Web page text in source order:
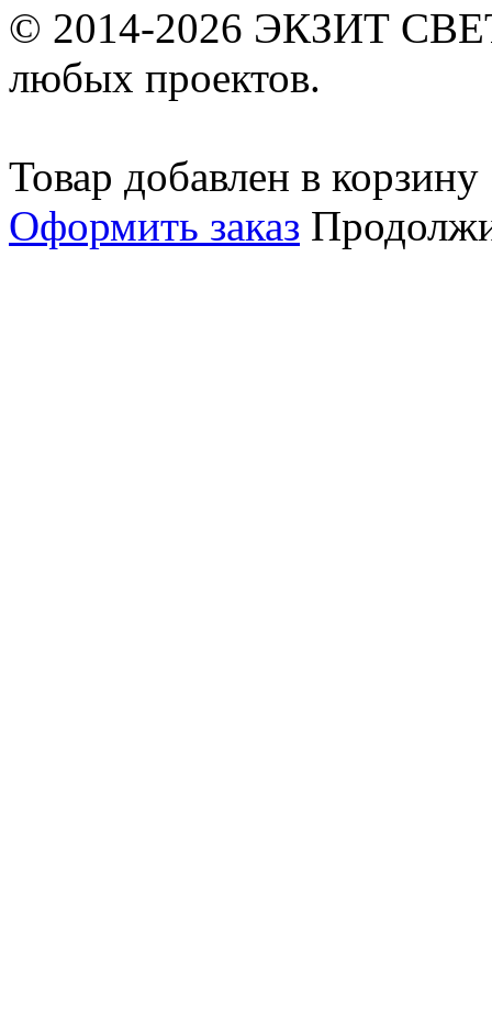
© 2014-2026 ЭКЗИТ
любых проектов.
Товар добавлен в корзину
Оформить заказ